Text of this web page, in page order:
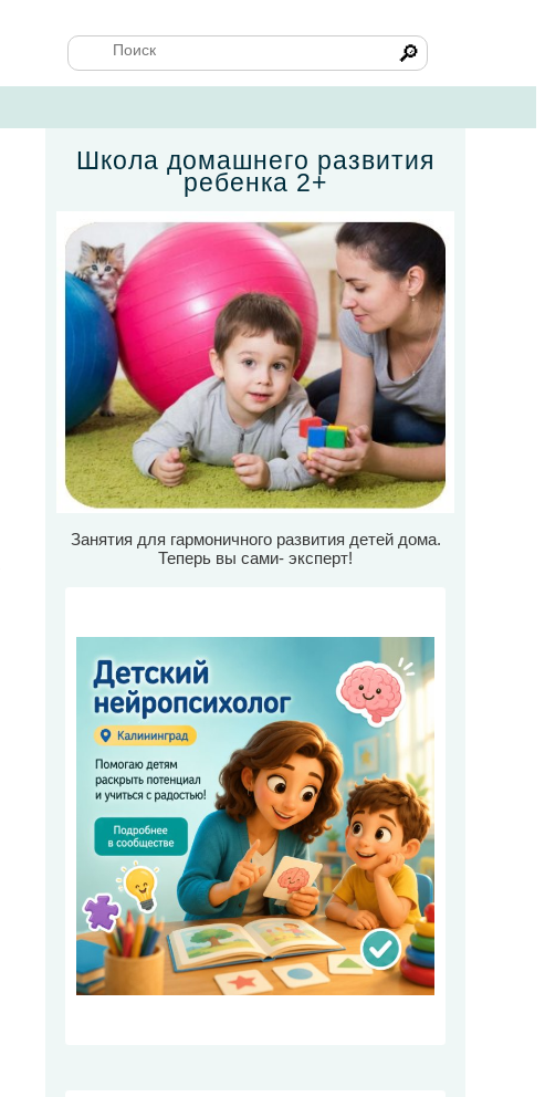
🔎
Школа домашнего развития
ребенка 2+
Занятия для гармоничного развития детей дома.
Теперь вы сами- эксперт!